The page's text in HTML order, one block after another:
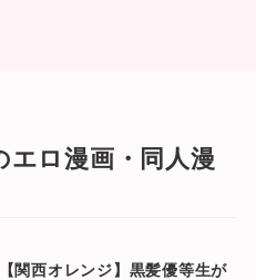
エロ漫画・同人漫
関西オレンジ】黒髪優等生が